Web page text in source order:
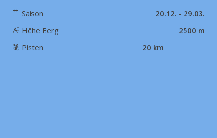
Saison
20.12. - 29.03.
Höhe Berg
2500 m
Pisten
20 km